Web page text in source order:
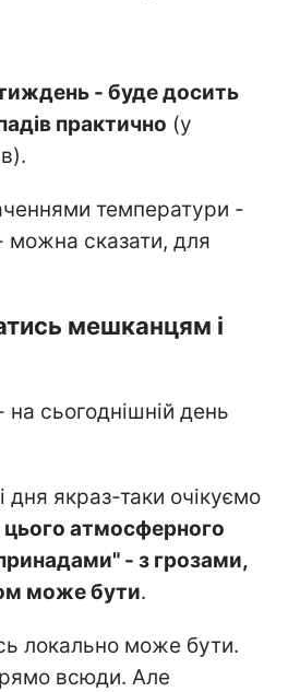
- буде досить
практично (у
температури -
можна сказати, для
мешканцям і
сьогоднішній день
дня якраз-таки очікуємо
атмосферного
- з грозами,
може бути.
локально може бути.
всюди. Але